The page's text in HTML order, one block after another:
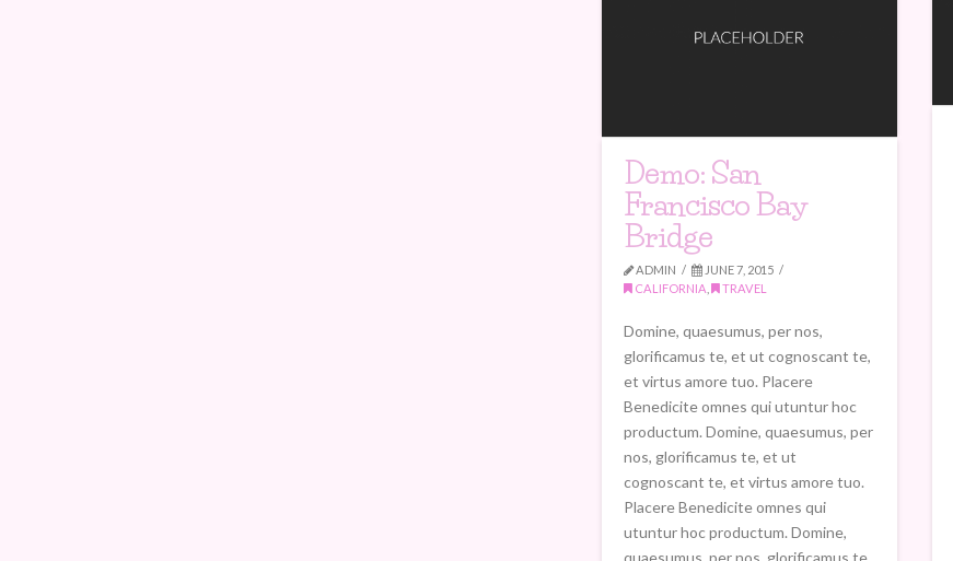
Demo: San
Francisco Bay
Bridge
ADMIN
JUNE 7, 2015
CALIFORNIA
TRAVEL
Domine, quaesumus, per nos,
glorificamus te, et ut cognoscant te,
et virtus amore tuo. Placere
Benedicite omnes qui utuntur hoc
productum. Domine, quaesumus, per
nos, glorificamus te, et ut
cognoscant te, et virtus amore tuo.
Placere Benedicite omnes qui
utuntur hoc productum. Domine,
quaesumus, per nos, glorificamus te,